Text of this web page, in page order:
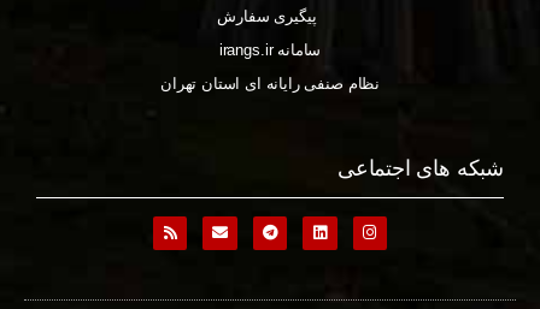
پیگیری سفارش
سامانه irangs.ir
نظام صنفی رایانه ای استان تهران
شبکه های اجتماعی